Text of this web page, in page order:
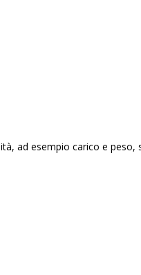
ad esempio carico e peso,